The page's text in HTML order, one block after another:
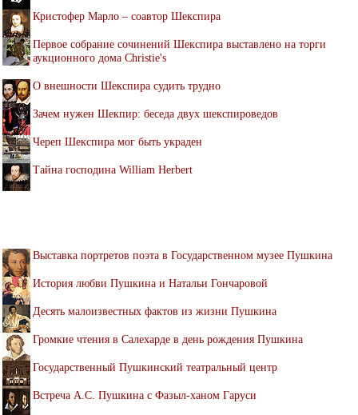
Кристофер Марло – соавтор Шекспира
Первое собрание сочинений Шекспира выставлено на торги
аукционного дома Christie's
О внешности Шекспира судить трудно
Зачем нужен Шекпир: беседа двух шекспироведов
Череп Шекспира мог быть украден
Тайна господина William Herbert
Выставка портретов поэта в Государственном музее Пушкина
История любви Пушкина и Натальи Гончаровой
Десять малоизвестных фактов из жизни Пушкина
Громкие чтения в Салехарде в день рождения Пушкина
Государственный Пушкинский театральный центр
Встреча А.С. Пушкина с Фазыл-ханом Гаруси